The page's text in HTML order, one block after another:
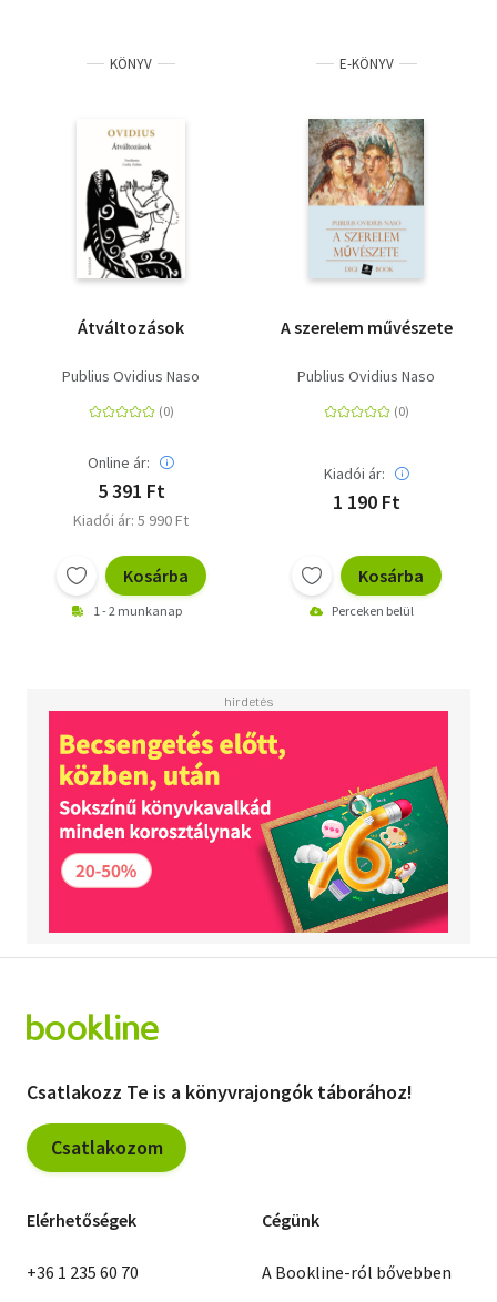
KÖNYV
Átváltozások
Publius Ovidius Naso
Online ár:
5 391 Ft
Kiadói ár: 5 990 Ft
Kosárba
1 - 2 munkanap
E-KÖNYV
A szerelem művészete
Publius Ovidius Naso
Kiadói ár:
1 190 Ft
Kosárba
Perceken belül
Csatlakozz Te is a könyvrajongók táborához!
Csatlakozom
Elérhetőségek
+36 1 235 60 70
Cégünk
A Bookline-ról bővebben